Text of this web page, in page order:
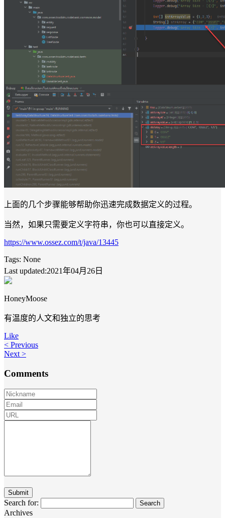
上面的几个步骤能够帮助你迅速完成数据定义的过程。
当然，如果只需要定义字符串，你也可以直接定义。
https://www.ossez.com/t/java/13445
Tags: None
Last updated:2021年04月26日
HoneyMoose
有温度的人文和独立的思考
Like
< Previous
Next >
Comments
Search for:
Archives